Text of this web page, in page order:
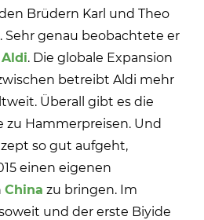
Brüdern Karl und Theo
genau beobachtete er
Aldi. Die globale Expansion
betreibt Aldi mehr
Überall gibt es die
Hammerpreisen. Und
so gut aufgeht,
einen eigenen
China zu bringen. Im
und der erste Biyide